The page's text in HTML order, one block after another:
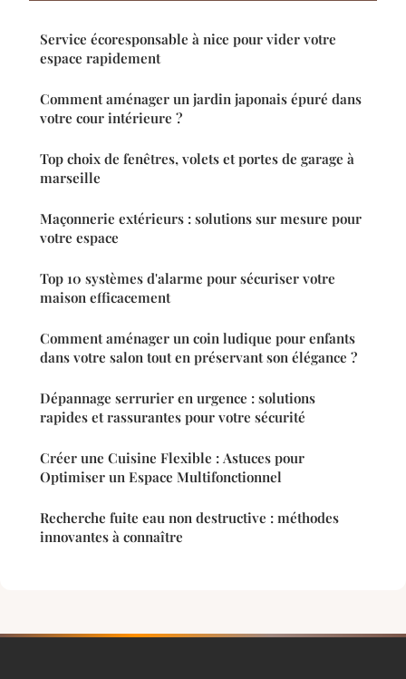
Service écoresponsable à nice pour vider votre
espace rapidement
Comment aménager un jardin japonais épuré dans
votre cour intérieure ?
Top choix de fenêtres, volets et portes de garage à
marseille
Maçonnerie extérieurs : solutions sur mesure pour
votre espace
Top 10 systèmes d'alarme pour sécuriser votre
maison efficacement
Comment aménager un coin ludique pour enfants
dans votre salon tout en préservant son élégance ?
Dépannage serrurier en urgence : solutions
rapides et rassurantes pour votre sécurité
Créer une Cuisine Flexible : Astuces pour
Optimiser un Espace Multifonctionnel
Recherche fuite eau non destructive : méthodes
innovantes à connaître